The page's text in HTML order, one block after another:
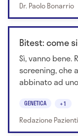
Dr. Paolo Bonarrio
Bitest: come
Sì, vanno bene.
screening, che
abbinato ad
GENETICA +1
Redazione Pazienti